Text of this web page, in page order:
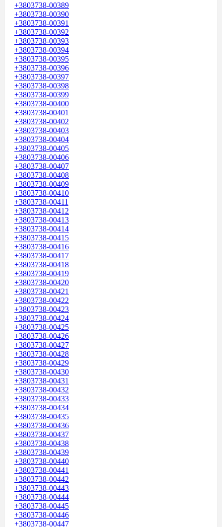
+3803738-00389
+3803738-00390
+3803738-00391
+3803738-00392
+3803738-00393
+3803738-00394
+3803738-00395
+3803738-00396
+3803738-00397
+3803738-00398
+3803738-00399
+3803738-00400
+3803738-00401
+3803738-00402
+3803738-00403
+3803738-00404
+3803738-00405
+3803738-00406
+3803738-00407
+3803738-00408
+3803738-00409
+3803738-00410
+3803738-00411
+3803738-00412
+3803738-00413
+3803738-00414
+3803738-00415
+3803738-00416
+3803738-00417
+3803738-00418
+3803738-00419
+3803738-00420
+3803738-00421
+3803738-00422
+3803738-00423
+3803738-00424
+3803738-00425
+3803738-00426
+3803738-00427
+3803738-00428
+3803738-00429
+3803738-00430
+3803738-00431
+3803738-00432
+3803738-00433
+3803738-00434
+3803738-00435
+3803738-00436
+3803738-00437
+3803738-00438
+3803738-00439
+3803738-00440
+3803738-00441
+3803738-00442
+3803738-00443
+3803738-00444
+3803738-00445
+3803738-00446
+3803738-00447